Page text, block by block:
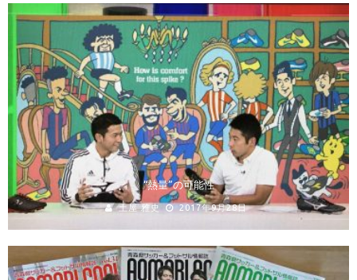
“熱量”の可能性
土屋 雅史 2017年9月28日